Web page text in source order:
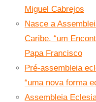
Miguel Cabrejos
Nasce a
Caribe, “um
Papa Francisco
Pré-assembleia
“uma nova forma
Assembleia